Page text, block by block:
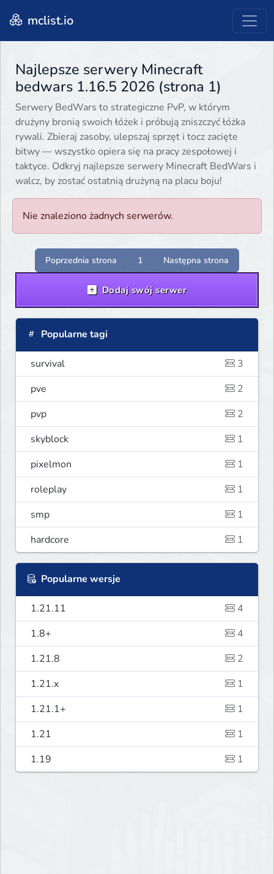
mclist.io
Najlepsze serwery Minecraft
bedwars 1.16.5 2026 (strona 1)
Serwery BedWars to strategiczne PvP, w którym
drużyny bronią swoich łóżek i próbują zniszczyć łóżka
rywali. Zbieraj zasoby, ulepszaj sprzęt i tocz zacięte
bitwy — wszystko opiera się na pracy zespołowej i
taktyce. Odkryj najlepsze serwery Minecraft BedWars i
walcz, by zostać ostatnią drużyną na placu boju!
Nie znaleziono żadnych serwerów.
Poprzednia strona 1 Następna strona
Dodaj swój serwer
Popularne tagi
survival
3
pve
2
pvp
2
skyblock
1
pixelmon
1
roleplay
1
smp
1
hardcore
1
Popularne wersje
1.21.11
4
1.8+
4
1.21.8
2
1.21.x
1
1.21.1+
1
1.21
1
1.19
1